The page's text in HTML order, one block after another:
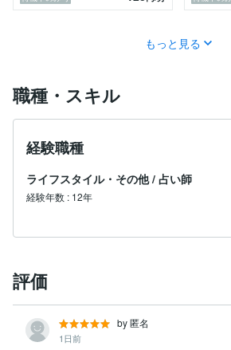
知りたいと思い、占術の世界へ足を踏
きたり
恵を手にしてきました。
次は、この力を皆様にお裾分けする番
す。
もっと見る
職種・スキル
経験職種
ライフスタイル・その他 / 占い師
経験年数 : 12年
評価
by 匿名
1日前